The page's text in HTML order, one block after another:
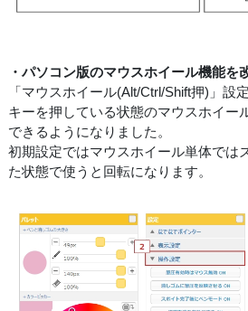
・パソコン版のマウスホイール機能を
「マウスホイール(Alt/Ctrl/Shift押)」設
キーを押している状態のマウスホイー
できるようになりました。
初期設定ではマウスホイール単体では
た状態で使うと回転になります。